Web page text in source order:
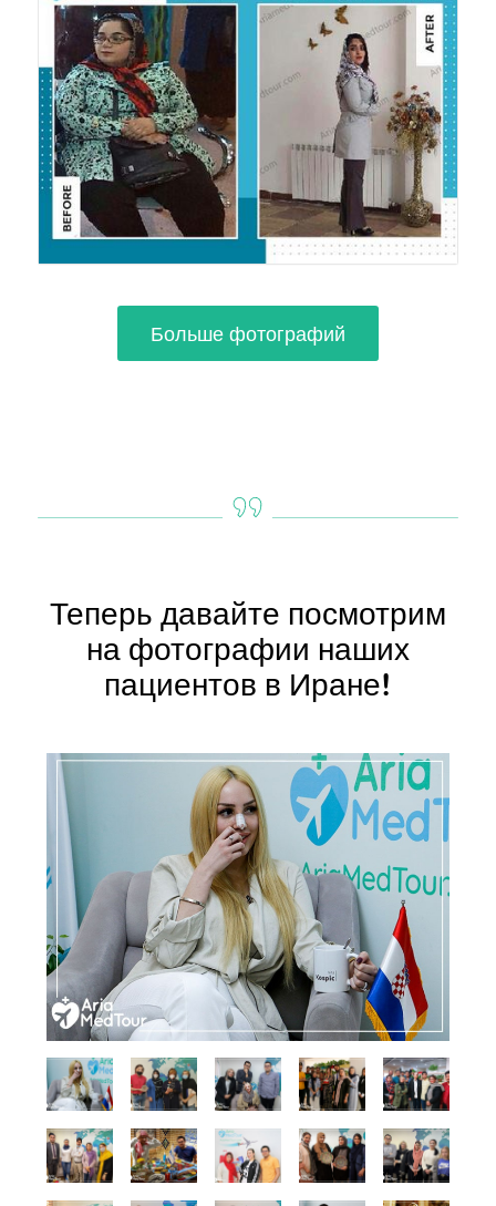
Больше фотографий
Теперь давайте посмотрим
на фотографии наших
пациентов в Иране!